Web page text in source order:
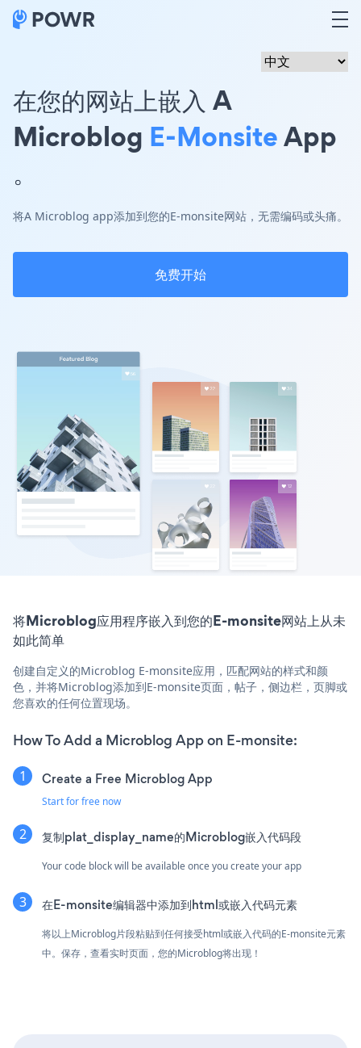
在您的网站上嵌入 A
Microblog E-MonsiteApp
。
将A Microblog app添加到您的E-monsite网站，无需编码或头痛。
免费开始
将Microblog应用程序嵌入到您的E-monsite网站上从未
如此简单
创建自定义的Microblog E-monsite应用，匹配网站的样式和颜
色，并将Microblog添加到E-monsite页面，帖子，侧边栏，页脚或
您喜欢的任何位置现场。
How To Add a Microblog App on E-monsite:
Create a Free Microblog App
Start for free now
复制plat_display_name的Microblog嵌入代码段
Your code block will be available once you create your app
在E-monsite编辑器中添加到html或嵌入代码元素
将以上Microblog片段粘贴到任何接受html或嵌入代码的E-monsite元素
中。保存，查看实时页面，您的Microblog将出现！